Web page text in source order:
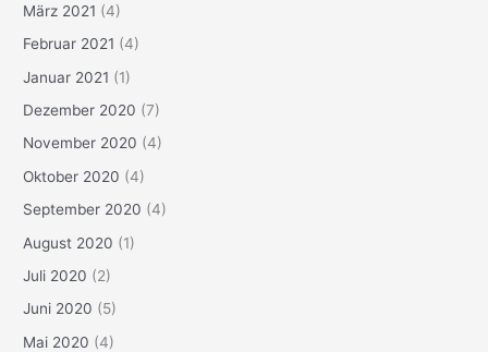
März 2021 (4)
Februar 2021 (4)
Januar 2021 (1)
Dezember 2020 (7)
November 2020 (4)
Oktober 2020 (4)
September 2020 (4)
August 2020 (1)
Juli 2020 (2)
Juni 2020 (5)
Mai 2020 (4)